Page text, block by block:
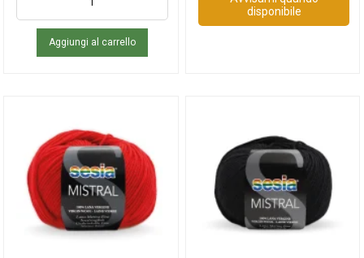
Aggiungi al carrello
disponibile